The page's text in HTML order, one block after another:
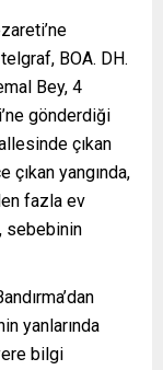
BOA. DH.
Bey, 4
gönderdiği
çıkan
çıkan yangında,
fazla ev
sebebinin
yanlarında
bilgi